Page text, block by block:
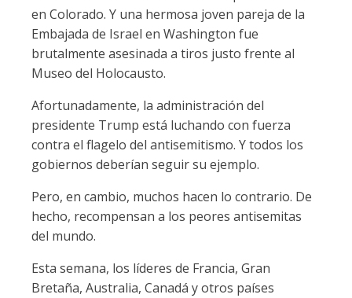
en Colorado. Y una hermosa joven pareja de la
Embajada de Israel en Washington fue
brutalmente asesinada a tiros justo frente al
Museo del Holocausto.
Afortunadamente, la administración del
presidente Trump está luchando con fuerza
contra el flagelo del antisemitismo. Y todos los
gobiernos deberían seguir su ejemplo.
Pero, en cambio, muchos hacen lo contrario. De
hecho, recompensan a los peores antisemitas
del mundo.
Esta semana, los líderes de Francia, Gran
Bretaña, Australia, Canadá y otros países